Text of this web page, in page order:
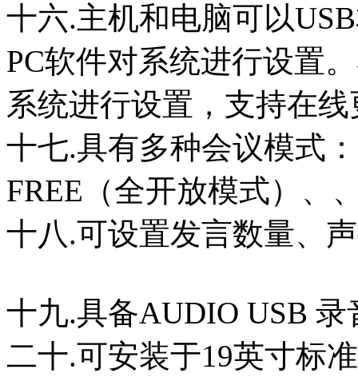
十六.主机和电脑可以
PC软件对系统进行设置
系统进行设置，支持在
十七.具有多种会议模式
FREE（全开放模式）、
十八.可设置发言数量、
十九.具备AUDIO USB
二十.可安装于19英寸标